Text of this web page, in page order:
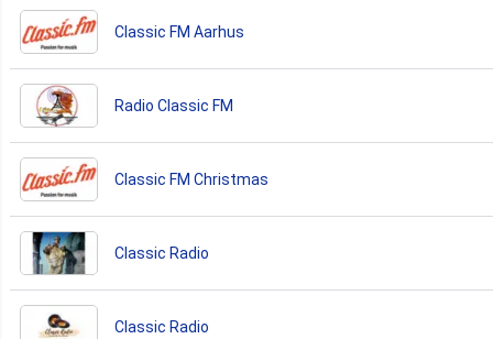
Classic FM Aarhus
Radio Classic FM
Classic FM Christmas
Classic Radio
Classic Radio